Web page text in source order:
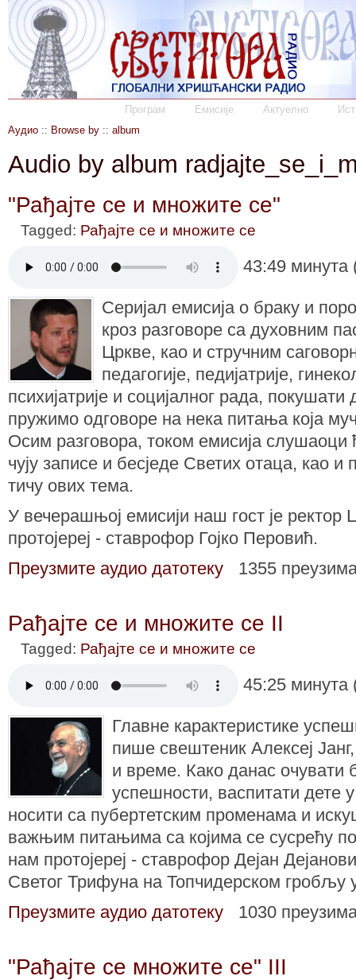
Програм Емисије Актуелно
Аудио :: Browse by :: album
Audio by album
"Рађајте се и множите се"
Tagged: Рађајте се и множите се
43:49
Серијал емисија о браку и
кроз разговоре са духовним
Цркве, као и стручним
педагогије, педијатрије,
психијатрије и социјалног рада,
пружимо одговоре на нека питања која
Осим разговора, током емисија слушаоци
чују записе и бесједе Светих отаца, као и
тичу ових тема.
У вечерашњој емисији наш гост је ректор
протојереј - ставрофор Гојко Перовић.
Преузмите аудио датотеку
1355
Рађајте се и множите се II
Tagged: Рађајте се и множите се
45:25
Главне карактеристике
пише свештеник Алексеј
и време. Како данас очувати
успешности, васпитати дете
носити са пубертетским променама и
важњим питањима са којима се сусрећу
нам протојереј - ставрофор Дејан
Светог Трифуна на Топчидерском гробљу
Преузмите аудио датотеку
1030
"Рађајте се множите се" III